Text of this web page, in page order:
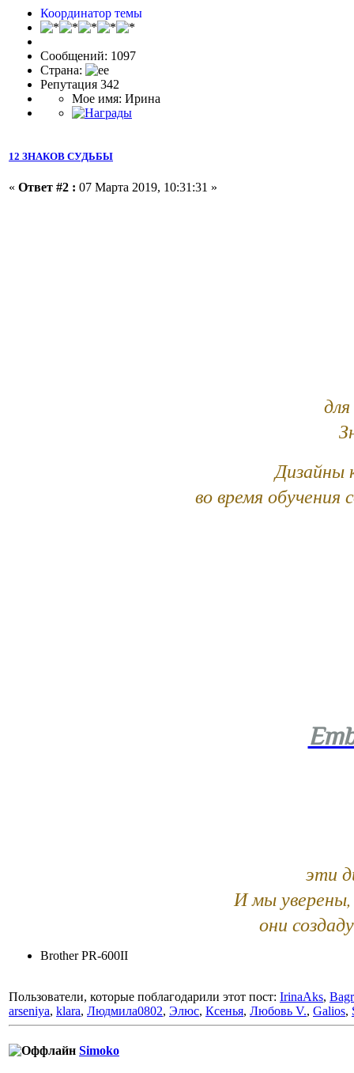
Координатор темы
Сообщений: 1097
Страна:
Репутация 342
Мое имя: Ирина
12 ЗНАКОВ СУДЬБЫ
« Ответ #2 : 07 Марта 2019, 10:31:31 »
Дизайны
во время
эти
И мы уверены,
они
Brother PR-600II
Пользователи, которые поблагодарили этот пост: IrinaAks,
arseniya, klara, Людмила0802, Элюс, Ксенья, Любовь V., Galios,
Simoko